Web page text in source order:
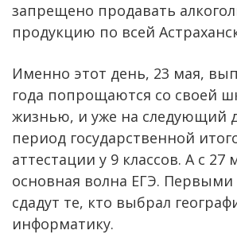
запрещено продавать
продукцию по всей
Именно этот день, 23 мая,
года попрощаются со своей
жизнью, и уже на следующий
период государственной
аттестации у 9 классов. А с 27
основная волна ЕГЭ.
сдадут те, кто выбрал
информатику.